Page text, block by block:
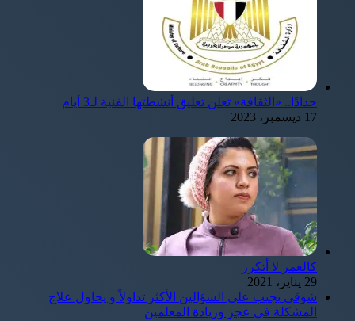
حدادًا.. «الثقافة» تعلن تعليق أنشطتها الفنية لـ3 أيام
17 ديسمبر، 2023
كالعمر لا أتكرر
29 يناير، 2021
شوقى يجيب على السؤالين الأكثر تداولاً و يحاول علاج
المشكلة في عجز وزيادة المعلمين